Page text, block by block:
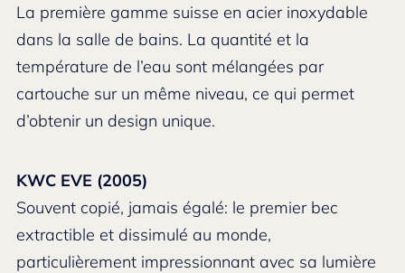
La première gamme suisse en acier inoxydable
dans la salle de bains. La quantité et la
température de l’eau sont mélangées par
cartouche sur un même niveau, ce qui permet
d’obtenir un design unique.
KWC EVE (2005)
Souvent copié, jamais égalé: le premier bec
extractible et dissimulé au monde,
particulièrement impressionnant avec sa lumière